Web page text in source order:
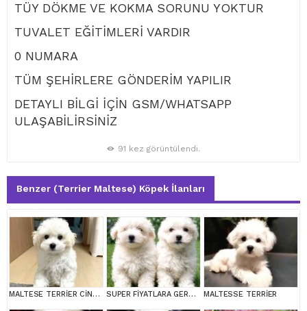
TÜY DÖKME VE KOKMA SORUNU YOKTUR
TUVALET EĞİTİMLERİ VARDIR
0 NUMARA
TÜM ŞEHİRLERE GÖNDERİM YAPILIR
DETAYLI BİLGİ İÇİN GSM/WHATSAPP
ULAŞABİLİRSİNİZ
91 kez görüntülendi.
Benzer (Terrier Maltese) Köpek İlanları
MALTESE TERRİER CİNSİ YAVRULAR SUPER FİYATLARA GERÇEK MALTESE YAVRULAR MALTESSE TERRİER